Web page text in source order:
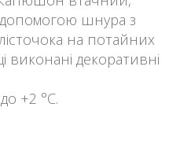
допомогою шнура з
на потайних
виконані декоративні
+2 °C.